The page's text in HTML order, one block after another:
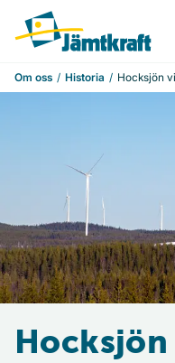
Hoppa till innehåll
Till startsidan
Om oss Historia Hocksjön
Hocksjön